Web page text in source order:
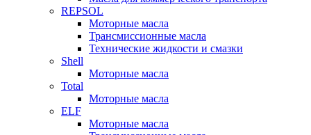
REPSOL
Моторные масла
Трансмиссионные масла
Технические жидкости и смазки
Shell
Моторные масла
Total
Моторные масла
ELF
Моторные масла